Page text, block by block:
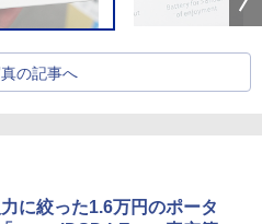
の記事へ
に絞った1.6万円のポータ